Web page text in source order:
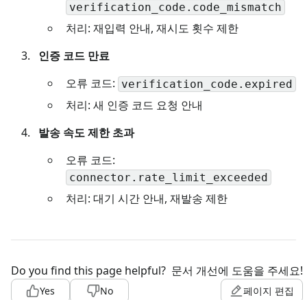
verification_code.code_mismatch
처리: 재입력 안내, 재시도 횟수 제한
인증 코드 만료
오류 코드: verification_code.expired
처리: 새 인증 코드 요청 안내
발송 속도 제한 초과
오류 코드:
connector.rate_limit_exceeded
처리: 대기 시간 안내, 재발송 제한
Do you find this page helpful?
Yes No
문서 개선에 도움을 주세요!
페이지 편집